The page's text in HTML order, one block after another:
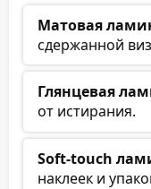
Матовая
сдержанной
Глянцевая
от истирания.
Soft-touch
наклеек и